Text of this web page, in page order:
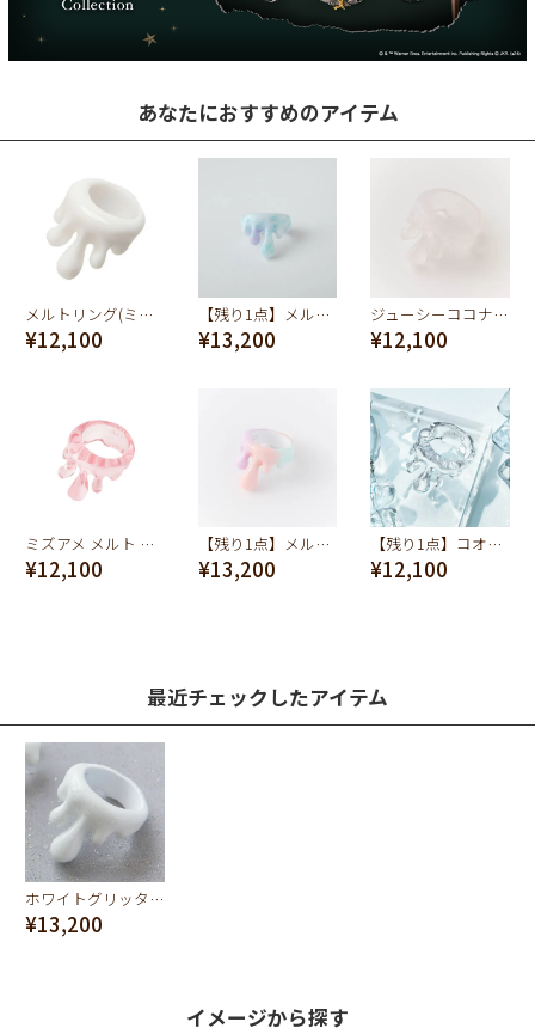
あなたにおすすめのアイテム
メルトリング(ミルク)
¥12,100
【残り1点】メルトリング(シーソルト マーブル)
¥13,200
ジューシーココナッツ メルトリング
¥12,100
ミズアメ メルト リング(ピンク)
¥12,100
【残り1点】メルトリング（コットンキャンディー）
¥13,200
【残り1点】コオリ メルトリング
¥12,100
最近チェックしたアイテム
ホワイトグリッター メルトリング
¥13,200
イメージから探す